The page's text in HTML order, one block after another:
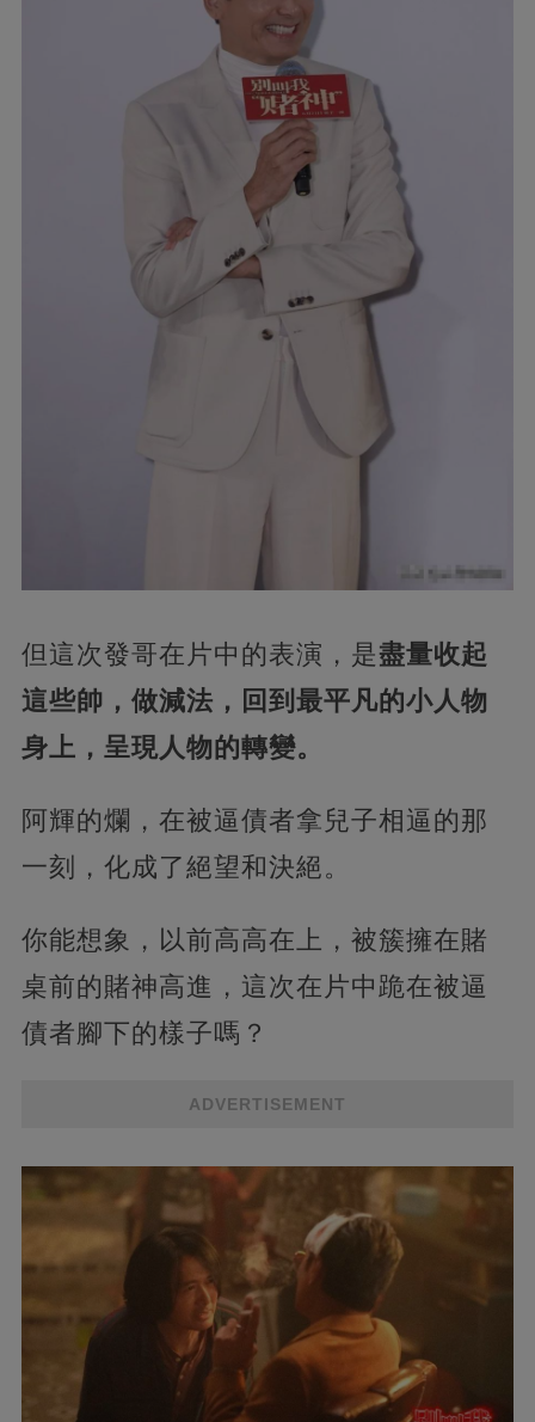
但這次發哥在片中的表演，是盡量收起
這些帥，做減法，回到最平凡的小人物
身上，呈現人物的轉變。
阿輝的爛，在被逼債者拿兒子相逼的那
一刻，化成了絕望和決絕。
你能想象，以前高高在上，被簇擁在賭
桌前的賭神高進，這次在片中跪在被逼
債者腳下的樣子嗎？
ADVERTISEMENT